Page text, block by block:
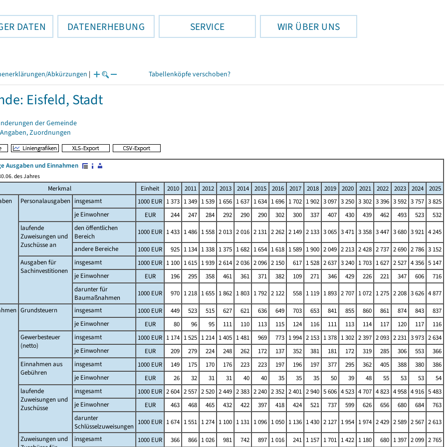
DATEN DATENERHEBUNG SERVICE WIR ÜBER UNS
Abkürzungen | Tabellenköpfe verschoben?
Eisfeld, Stadt
der Gemeinde
Zuordnungen
Ausgaben und Einnahmen
des Jahres
Merkmal Einheit 2010 2011 2012 2013 2014 2015 2016 2017 2018 2019 2020 2021 2022 2023 2024
2025
Personalausgaben insgesamt 1000 EUR 1 373 1 349 1 539 1 656 1 637 1 634 1 696 1 702 1 902 3 097 3 250 3 302 3 396 3 592 3 757 3 825
je Einwohner
EUR 244 247 284 292 290 290 302 300 337 407 430 439 462 493 523
532
laufende
Zuweisungen und
Zuschüsse an
den öffentlichen
Bereich
1000 EUR 1 433 1 486 1 558 2 013 2 016 2 131 2 262 2 149 2 133 3 065 3 471 3 358 3 447 3 680 3 921 4 245
andere Bereiche
1000 EUR 925 1 134 1 338 1 375 1 682 1 654 1 618 1 589 1 900 2 049 2 213 2 428 2 737 2 690 2 786 3 152
Ausgaben für
Sachinvestitionen
insgesamt 1000 EUR 1 100 1 615 1 939 2 614 2 036 2 096 2 150 617 1 528 2 637 3 240 1 703 1 627 2 527 4 356 5 147
je Einwohner
EUR 196 295 358 461 361 371 382 109 271 346 429 226 221 347 606
716
darunter für
Baumaßnahmen
1000 EUR 970 1 218 1 655 1 862 1 803 1 792 2 122 558 1 119 1 893 2 707 1 072 1 275 2 208 3 626 4 877
Grundsteuern insgesamt 1000 EUR 449 523 515 627 621 636 649 703 653 841 855 860 861 874 843
837
je Einwohner
EUR 80 96 95 111 110 113 115 124 116 111 113 114 117 120 117
116
Gewerbesteuer
(netto)
insgesamt 1000 EUR 1 174 1 525 1 214 1 405 1 481 969 773 1 994 2 153 1 378 1 302 2 397 2 093 2 231 3 973 2 634
je Einwohner
EUR 209 279 224 248 262 172 137 352 381 181 172 319 285 306 553
366
Einnahmen aus
Gebühren
insgesamt 1000 EUR 149 175 170 176 223 223 197 196 197 377 295 362 405 388 380
386
je Einwohner
EUR 26 32 31 31 40 40 35 35 35 50 39 48 55 53 53
54
laufende
Zuweisungen und
Zuschüsse
insgesamt 1000 EUR 2 604 2 557 2 520 2 449 2 383 2 240 2 352 2 401 2 940 5 606 4 523 4 707 4 823 4 958 4 916 5 483
je Einwohner
EUR 463 468 465 432 422 397 418 424 521 737 599 626 656 680 684
763
darunter
Schlüsselzuweisungen
1000 EUR 1 674 1 551 1 274 1 100 1 131 1 096 1 050 1 136 1 430 2 127 1 954 1 974 2 429 2 589 2 567 2 613
Zuweisungen und
insgesamt 1000 EUR 366 866 1 026 981 742 897 1 016 241 1 157 1 701 1 422 1 180 680 1 397 2 099 2 765